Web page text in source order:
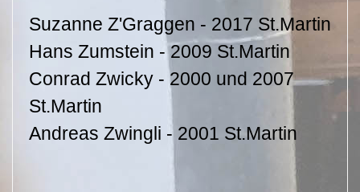
Suzanne Z'Graggen - 2017 St.Martin
Hans Zumstein - 2009 St.Martin
Conrad Zwicky - 2000 und 2007
St.Martin
Andreas Zwingli - 2001 St.Martin